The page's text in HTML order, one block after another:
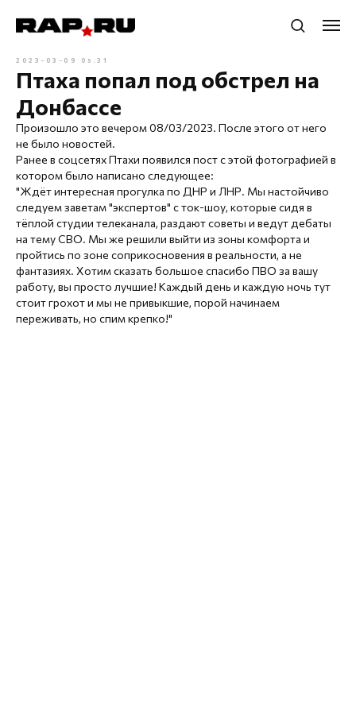
2023-03-09 05:31
Птаха попал под обстрел на
Донбассе
Произошло это вечером 08/03/2023. После этого от него
не было новостей.
Ранее в соцсетях Птахи появился пост с этой фотографией в
котором было написано следующее:
"Ждёт интересная прогулка по ДНР и ЛНР. Мы настойчиво
следуем заветам "экспертов" с ток-шоу, которые сидя в
тёплой студии телеканала, раздают советы и ведут дебаты
на тему СВО. Мы же решили выйти из зоны комфорта и
пройтись по зоне соприкосновения в реальности, а не
фантазиях. Хотим сказать большое спасибо ПВО за вашу
работу, вы просто лучшие! Каждый день и каждую ночь тут
стоит грохот и мы не привыкшие, порой начинаем
переживать, но спим крепко!"